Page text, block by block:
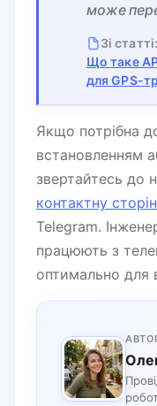
може
Зі статті:
Що таке
для GPS-
Якщо потрібна
встановленням
звертайтесь до
контактну
Telegram.
працюють з
оптимально для